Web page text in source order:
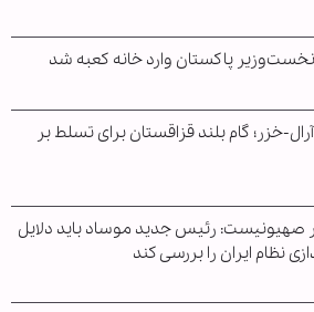
پاکستان وارد خانه کعبه شد
آرال-خزر؛ گام بلند قزاقستان برای تسلط بر
صهیونیست: رئیس جدید موساد باید دلایل
نظام ایران را بررسی کند